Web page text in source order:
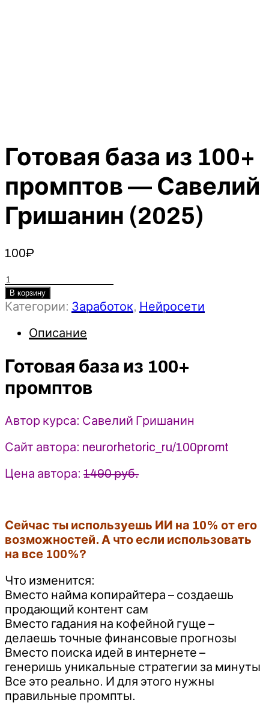
Готовая база из 100+
промптов — Савелий
Гришанин (2025)
100₽
Количество
товара
Готовая
промптов
Савелий
(2025)
В корзину
Категории: Заработок, Нейросети
Описание
Готовая база из 100+
промптов
Автор курса: Савелий Гришанин
Сайт автора: neurorhetoric_ru/100promt
Цена автора: 1490 руб.
Сейчас ты используешь ИИ на 10% от его
возможностей. А что если использовать
на все 100%?
Что изменится:
Вместо найма копирайтера – создаешь
продающий контент сам
Вместо гадания на кофейной гуще –
делаешь точные финансовые прогнозы
Вместо поиска идей в интернете –
генеришь уникальные стратегии за минуты
Все это реально. И для этого нужны
правильные промпты.